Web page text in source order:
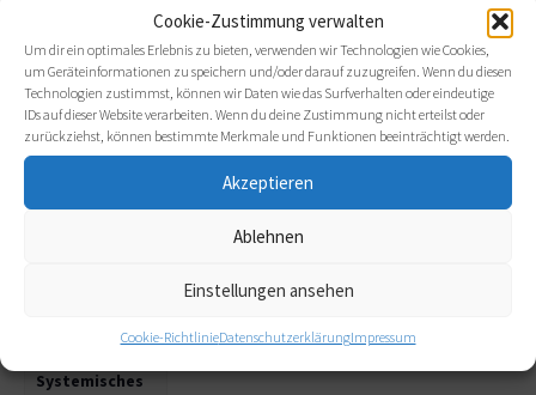
Cookie-Zustimmung verwalten
Um dir ein optimales Erlebnis zu bieten, verwenden wir Technologien wie Cookies,
um Geräteinformationen zu speichern und/oder darauf zuzugreifen. Wenn du diesen
Technologien zustimmst, können wir Daten wie das Surfverhalten oder eindeutige
IDs auf dieser Website verarbeiten. Wenn du deine Zustimmung nicht erteilst oder
zurückziehst, können bestimmte Merkmale und Funktionen beeinträchtigt werden.
Akzeptieren
Ablehnen
Einstellungen ansehen
Cookie-RichtlinieDatenschutzerklärungImpressum
Weiterbildung
Related Veranstaltungen
Systemisches